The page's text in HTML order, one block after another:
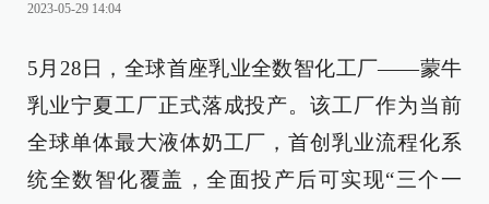
2023-05-29 14:04
5月28日，全球首座乳业全数智化工厂——蒙牛
乳业宁夏工厂正式落成投产。该工厂作为当前
全球单体最大液体奶工厂，首创乳业流程化系
统全数智化覆盖，全面投产后可实现“三个一